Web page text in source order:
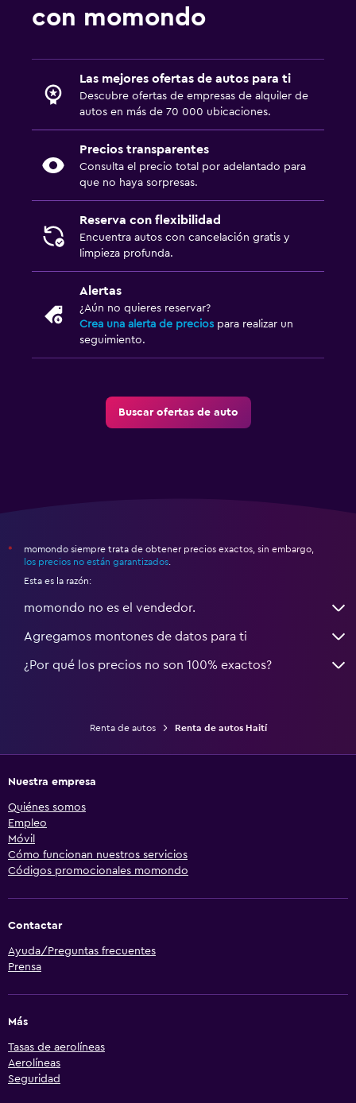
con momondo
Las mejores ofertas de autos para ti
Descubre ofertas de empresas de alquiler de
autos en más de 70 000 ubicaciones.
Precios transparentes
Consulta el precio total por adelantado para
que no haya sorpresas.
Reserva con flexibilidad
Encuentra autos con cancelación gratis y
limpieza profunda.
Alertas
¿Aún no quieres reservar?
Crea una alerta de precios para realizar un
seguimiento.
Buscar ofertas de auto
*
momondo siempre trata de obtener precios exactos, sin embargo,
los precios no están garantizados.
Esta es la razón:
momondo no es el vendedor.
Agregamos montones de datos para ti
¿Por qué los precios no son 100% exactos?
Renta de autos Renta de autos Haití
Nuestra empresa
Quiénes somos
Empleo
Móvil
Cómo funcionan nuestros servicios
Códigos promocionales momondo
Contactar
Ayuda/Preguntas frecuentes
Prensa
Más
Tasas de aerolíneas
Aerolíneas
Seguridad